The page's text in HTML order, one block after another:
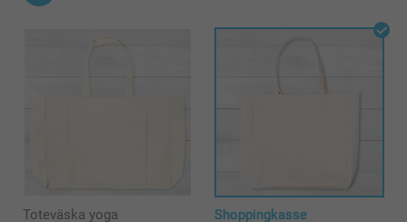
Toteväska yoga Shoppingkasse